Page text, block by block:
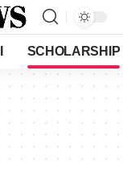
SCHOLARSHIP